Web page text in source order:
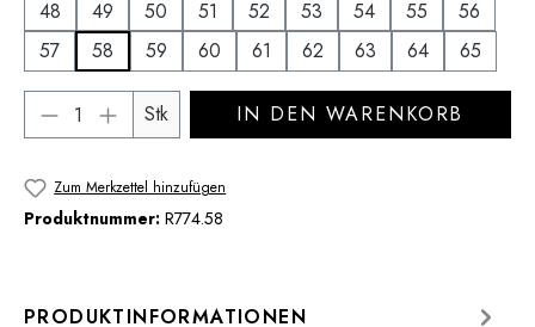
48
49 50 51 52 53 54 55
56
57
58 59 60 61 62 63 64 65
Produkt Anzahl: Gib den gewünschten
Stk IN DEN WARENKORB
Zum Merkzettel hinzufügen
Produktnummer: R774.58
PRODUKTINFORMATIONEN